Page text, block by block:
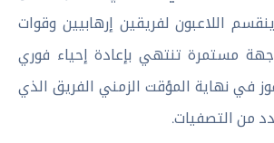
اللاعبون لفريقين إرهابيين وقوات
مستمرة تنتهي بإعادة إحياء فوري
في نهاية المؤقت الزمني الفريق الذي
من التصفيات.